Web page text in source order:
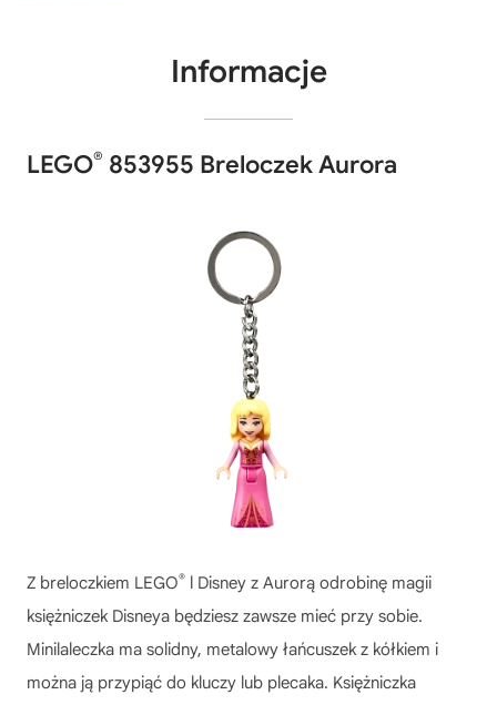
Informacje
LEGO® 853955 Breloczek Aurora
Z breloczkiem LEGO®
l Disney z Aurorą odrobinę magii
księżniczek Disneya będziesz zawsze mieć przy sobie.
Minilaleczka ma solidny, metalowy łańcuszek z kółkiem i
można ją przypiąć do kluczy lub plecaka. Księżniczka